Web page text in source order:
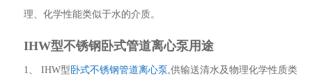
理、化学性能类似于水的介质。
IHW型不锈钢卧式管道离心泵用途
1、 IHW型 卧式不锈钢管道离心泵 ,供输送清水及物理化学性质类